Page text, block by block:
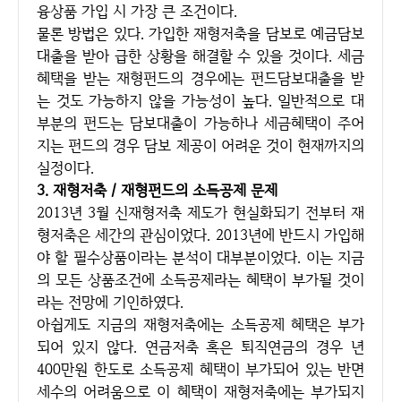
융상품 가입 시 가장 큰 조건이다.
물론 방법은 있다. 가입한 재형저축을 담보로 예금담보
대출을 받아 급한 상황을 해결할 수 있을 것이다. 세금
혜택을 받는 재형펀드의 경우에는 펀드담보대출을 받
는 것도 가능하지 않을 가능성이 높다. 일반적으로 대
부분의 펀드는 담보대출이 가능하나 세금혜택이 주어
지는 펀드의 경우 담보 제공이 어려운 것이 현재까지의
실정이다.
3. 재형저축 / 재형펀드의 소득공제 문제
2013년 3월 신재형저축 제도가 현실화되기 전부터 재
형저축은 세간의 관심이었다. 2013년에 반드시 가입해
야 할 필수상품이라는 분석이 대부분이었다. 이는 지금
의 모든 상품조건에 소득공제라는 혜택이 부가될 것이
라는 전망에 기인하였다.
아쉽게도 지금의 재형저축에는 소득공제 혜택은 부가
되어 있지 않다. 연금저축 혹은 퇴직연금의 경우 년
400만원 한도로 소득공제 혜택이 부가되어 있는 반면
세수의 어려움으로 이 혜택이 재형저축에는 부가되지